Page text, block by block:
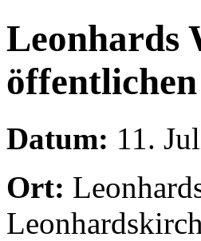
Leonhards
Datum: 11.
Ort: